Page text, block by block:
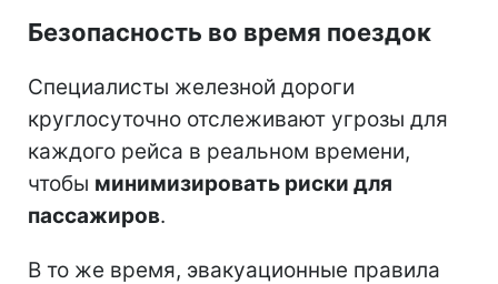
Безопасность во время поездок
Специалисты железной дороги
круглосуточно отслеживают угрозы для
каждого рейса в реальном времени,
чтобы минимизировать риски для
пассажиров.
В то же время, эвакуационные правила